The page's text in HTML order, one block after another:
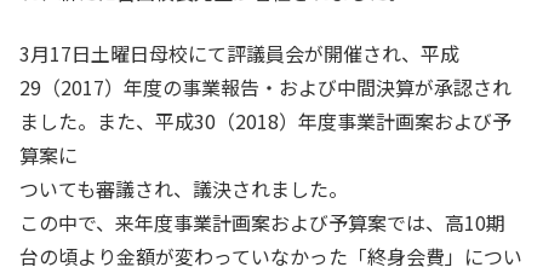
3月17日土曜日母校にて評議員会が開催され、平成
29（2017）年度の事業報告・および中間決算が承認され
ました。また、平成30（2018）年度事業計画案および予
算案に
ついても審議され、議決されました。
この中で、来年度事業計画案および予算案では、高10期
台の頃より金額が変わっていなかった「終身会費」につい